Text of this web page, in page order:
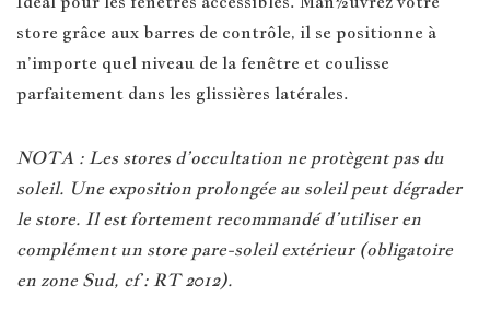
store grâce aux barres de contrôle, il se positionne à
n’importe quel niveau de la fenêtre et coulisse
parfaitement dans les glissières latérales.
NOTA : Les stores d’occultation ne protègent pas du
soleil. Une exposition prolongée au soleil peut dégrader
le store. Il est fortement recommandé d’utiliser en
complément un store pare-soleil extérieur (obligatoire
en zone Sud, cf : RT 2012).